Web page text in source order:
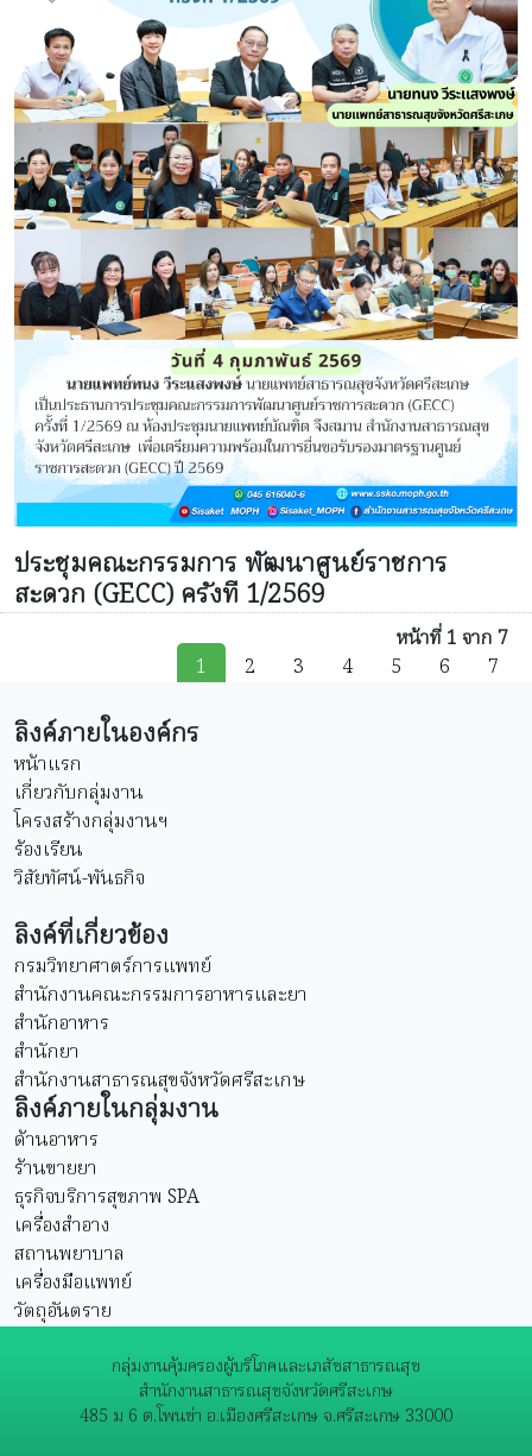
ประชุมคณะกรรมการ พัฒนาศูนย์ราชการ
สะดวก (GECC) ครังที 1/2569
หน้าที่ 1 จาก 7
1
2 3 4 5 6 7
ลิงค์ภายในองค์กร
หน้าแรก
เกี่ยวกับกลุ่มงาน
โครงสร้างกลุ่มงานฯ
ร้องเรียน
วิสัยทัศน์-พันธกิจ
ลิงค์ที่เกี่ยวข้อง
กรมวิทยาศาตร์การแพทย์
สำนักงานคณะกรรมการอาหารและยา
สำนักอาหาร
สำนักยา
สำนักงานสาธารณสุขจังหวัดศรีสะเกษ
ลิงค์ภายในกลุ่มงาน
ด้านอาหาร
ร้านขายยา
ธุรกิจบริการสุขภาพ SPA
เครื่องสำอาง
สถานพยาบาล
เครื่องมือแพทย์
วัตถุอันตราย
กลุ่มงานคุ้มครองผู้บริโภคและเภสัชสาธารณสุข
สำนักงานสาธารณสุขจังหวัดศรีสะเกษ
485 ม 6 ต.โพนข่า อ.เมืองศรีสะเกษ จ.ศรีสะเกษ 33000